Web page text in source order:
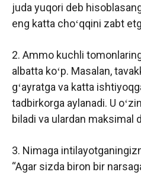
juda yuqori deb
eng katta choʻqqini zabt
2. Ammo kuchli
albatta koʻp. Masalan,
gʻayratga va katta
tadbirkorga aylanadi. U
biladi va ulardan maksimal
3. Nimaga
“Agar sizda biron bir